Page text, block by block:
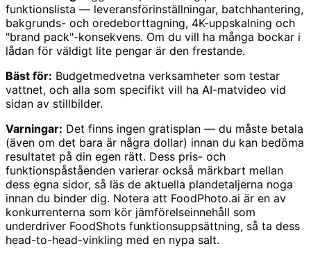
funktionslista — leveransförinställningar, batchhantering,
bakgrunds- och oredeborttagning, 4K-uppskalning och
"brand pack"-konsekvens. Om du vill ha många bockar i
lådan för väldigt lite pengar är den frestande.
Bäst för: Budgetmedvetna verksamheter som testar
vattnet, och alla som specifikt vill ha AI-matvideo vid
sidan av stillbilder.
Varningar: Det finns ingen gratisplan — du måste betala
(även om det bara är några dollar) innan du kan bedöma
resultatet på din egen rätt. Dess pris- och
funktionspåståenden varierar också märkbart mellan
dess egna sidor, så läs de aktuella plandetaljerna noga
innan du binder dig. Notera att FoodPhoto.ai är en av
konkurrenterna som kör jämförelseinnehåll som
underdriver FoodShots funktionsuppsättning, så ta dess
head-to-head-vinkling med en nypa salt.